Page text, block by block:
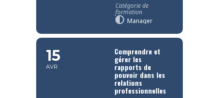
Catégorie de
formation
Manager
15
AVR
Comprendre et
gérer les
rapports de
pouvoir dans les
relations
professionnelles